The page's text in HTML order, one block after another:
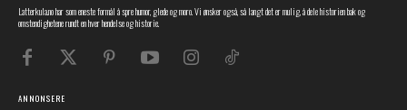
Latterkula.no har som eneste formål å spre humor, glede og moro. Vi ønsker også, så langt det er mulig, å dele historien bak og
omstendighetene rundt en hver hendelse og historie.
ANNONSERE